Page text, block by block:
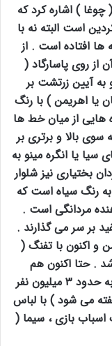
) اشاره کرد که
است البته نه با
ها افتاده است . از
روی پاسارگاد (
آیین زرتشت بر
یا اهریمن ) با رنگ
از میان خط ها
بالا و برتری بر
یا انگره مینو به
بختیاری نیز شلوار
رنگ سیاه است که
مردانگی است .
بر سر می گذارند .
و اکنون با تفنگ (
. حتا اکنون هم
بختیاری ها ی شهری نشین که شمارشان به حدود ۳ میلیون نفر
می شود ) با لباس
بازی ، سیما (